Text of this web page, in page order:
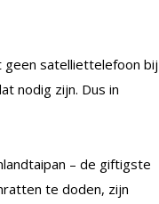
geen satelliettelefoon bij
nodig zijn. Dus in
– de giftigste
te doden, zijn